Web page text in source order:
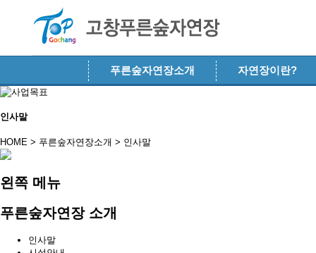
푸른숲자연장소개 자연장이란?
인사말
HOME > 푸른숲자연장소개 > 인사말
왼쪽 메뉴
푸른숲자연장 소개
인사말